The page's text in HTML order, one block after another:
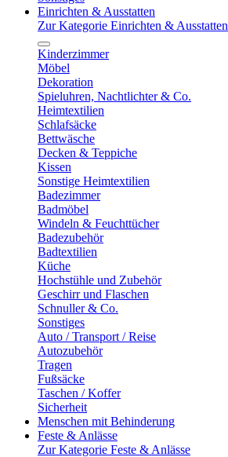
Einrichten & Ausstatten
Zur Kategorie Einrichten & Ausstatten
Kinderzimmer
Möbel
Dekoration
Spieluhren, Nachtlichter & Co.
Heimtextilien
Schlafsäcke
Bettwäsche
Decken & Teppiche
Kissen
Sonstige Heimtextilien
Badezimmer
Badmöbel
Windeln & Feuchttücher
Badezubehör
Badtextilien
Küche
Hochstühle und Zubehör
Geschirr und Flaschen
Schnuller & Co.
Sonstiges
Auto / Transport / Reise
Autozubehör
Tragen
Fußsäcke
Taschen / Koffer
Sicherheit
Menschen mit Behinderung
Feste & Anlässe
Zur Kategorie Feste & Anlässe